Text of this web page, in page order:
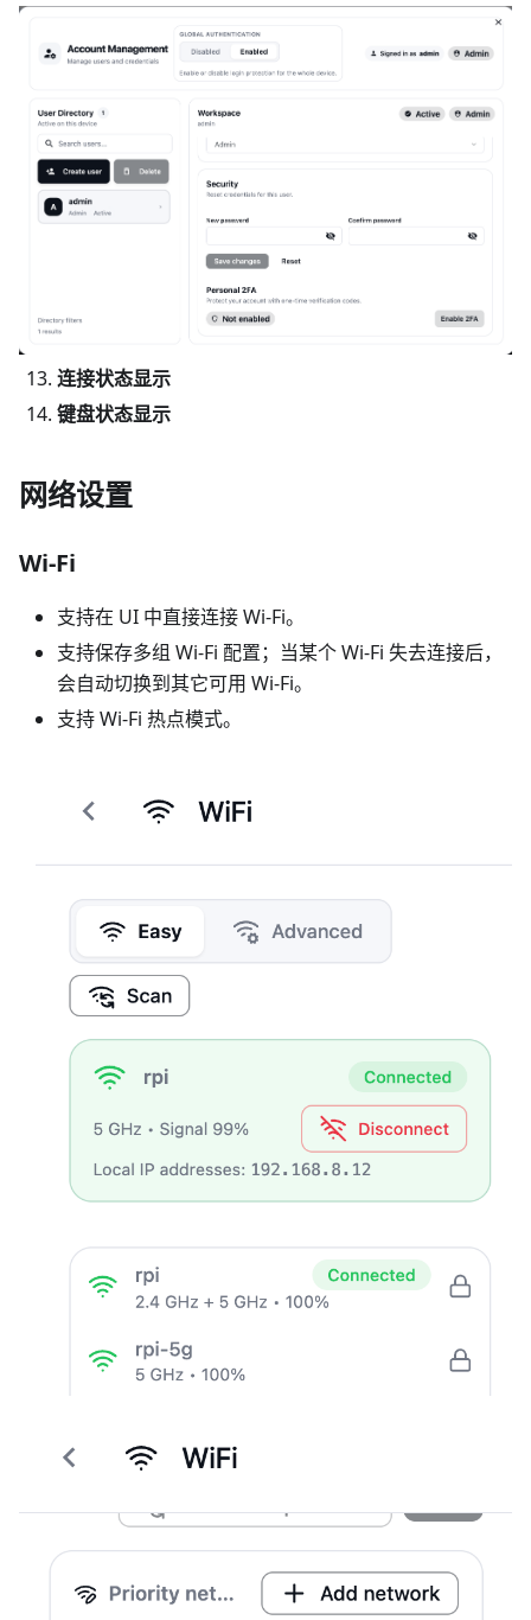
连接状态显示
键盘状态显示
网络设置
Wi‑Fi
支持在 UI 中直接连接 Wi‑Fi。
支持保存多组 Wi‑Fi 配置；当某个 Wi‑Fi 失去连接后，
会自动切换到其它可用 Wi‑Fi。
支持 Wi‑Fi 热点模式。